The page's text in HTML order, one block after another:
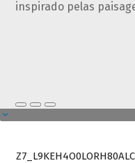
inspirado pelas